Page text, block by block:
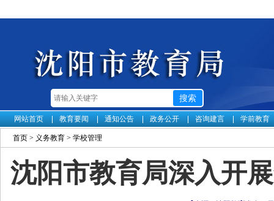
网站首页 教育要闻 通知公告 政务公开 咨询建言 学前教育
首页 > 义务教育 > 学校管理
沈阳市教育局深入开